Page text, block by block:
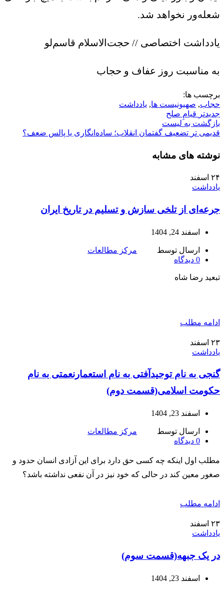
شعله‌ور نخواهد شد.
یادداشت اختصاصی // حجت‌الاسلام قاسم‌لو
به مناسبت روز عفاف و حجاب
برچسب ها:
حجاب, صهیونیست ها, یادداشت
جدیدتر قیامِ‌ صلح
بازگشت به لیست
قدیمی تر تضعیف گفتمان انقلاب؛ ساده‌انگاری یا پالس ضعف؟
نوشته های مشابه
۲۴ اسفند
یادداشت
جرعه‌ای از تلخی سازش و تسلیم در تاریخ ایران
اسفند 24, 1404
ارسال توسط
مرکز مطالعات
0 دیدگاه
تبعید رضا شاه
ادامه مطلب
۲۳ اسفند
یادداشت
گنجی به نام توحیدآفتی به نام استعمارنعمتی به نام
حکومت اسلامی(قسمت دوم)
اسفند 23, 1404
ارسال توسط
مرکز مطالعات
0 دیدگاه
مطلب اول اینکه چه کسی حق دارد برای این آزادی انسان حدود و
صغور معین کند در حالی که خود نیز در آن نفعی نداشته باشد؟
ادامه مطلب
۲۳ اسفند
یادداشت
در یک جبهه(قسمت سوم)
اسفند 23, 1404